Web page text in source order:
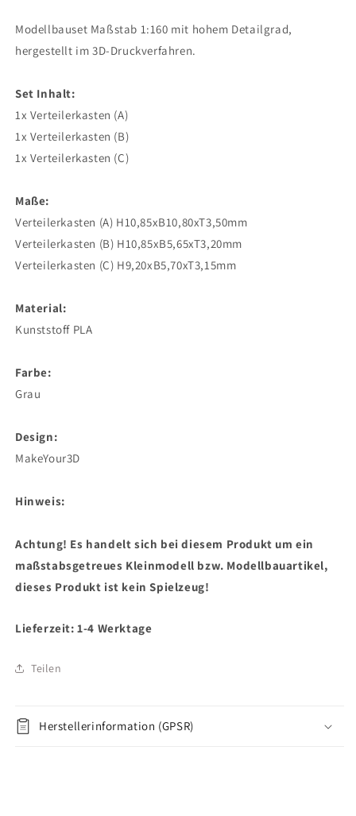
Modellbauset Maßstab 1:160 mit hohem Detailgrad,
hergestellt im 3D-Druckverfahren.
Set Inhalt:
1x Verteilerkasten (A)
1x Verteilerkasten (B)
1x Verteilerkasten (C)
Maße:
Verteilerkasten (A) H10,85xB10,80xT3,50mm
Verteilerkasten (B) H10,85xB5,65xT3,20mm
Verteilerkasten (C) H9,20xB5,70xT3,15mm
Material:
Kunststoff PLA
Farbe:
Grau
Design:
MakeYour3D
Hinweis:
Achtung! Es handelt sich bei diesem Produkt um ein
maßstabsgetreues Kleinmodell bzw. Modellbauartikel,
dieses Produkt ist kein Spielzeug!
Lieferzeit: 1-4 Werktage
Teilen
Herstellerinformation (GPSR)